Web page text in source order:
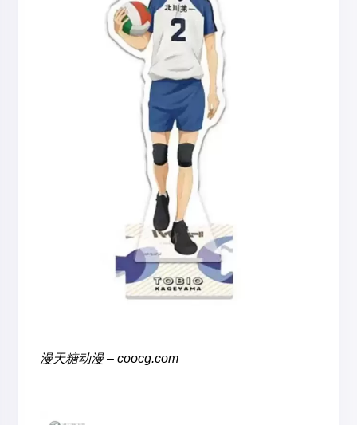
漫天糖动漫 – coocg.com